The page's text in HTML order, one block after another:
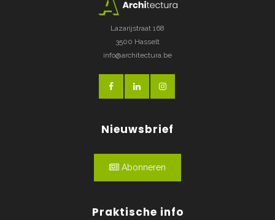
Lazarijstraat 168
3500 Hasselt
info@architectura.be
Nieuwsbrief
Abonneren
Praktische info